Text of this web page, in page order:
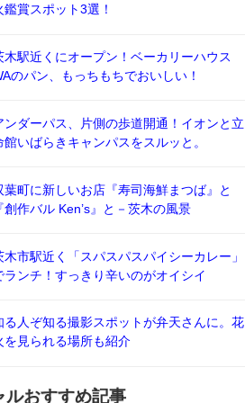
鑑賞スポット3選！
木駅近くにオープン！ベーカリーハウス
のパン、もっちもちでおいしい！
ンダーパス、片側の歩道開通！イオンと立
館いばらきキャンパスをスルッと。
葉町に新しいお店『寿司海鮮まつば』と
創作バル Ken’s』と－茨木の風景
木市駅近く「スパスパスパイシーカレー」
ランチ！すっきり辛いのがオイシイ
る人ぞ知る撮影スポットが弁天さんに。花
を見られる場所も紹介
ルおすすめ記事